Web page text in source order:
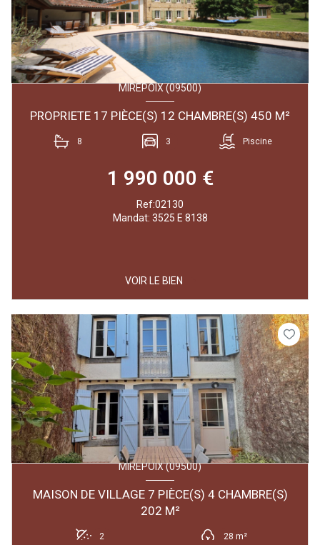
MIREPOIX (09500)
PROPRIETE 17 PIÈCE(S) 12 CHAMBRE(S) 450 M²
8 3 Piscine
1 990 000 €
Ref:02130
Mandat: 3525 E 8138
VOIR LE BIEN
MIREPOIX (09500)
MAISON DE VILLAGE 7 PIÈCE(S) 4 CHAMBRE(S)
202 M²
2 28 m²